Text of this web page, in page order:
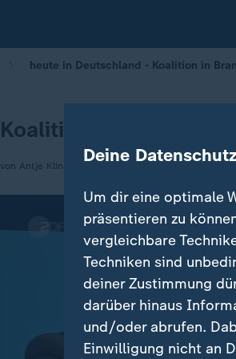
heute in Deutschland - Koalition in
Koalition in
von Antje Klingbeil Deine
Um dir eine optimale
präsentieren zu
vergleichbare
Techniken sind
deiner Zustimmung
darüber hinaus
und/oder abrufen.
Einwilligung nicht an